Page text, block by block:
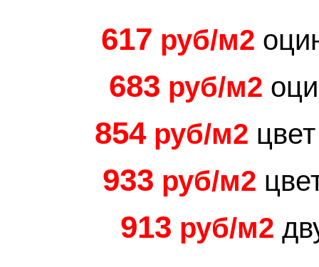
617 руб/м2
683 руб/м2
854 руб/м2
933 руб/м2
913 руб/м2